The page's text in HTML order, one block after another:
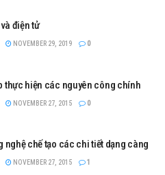
điện tử
NOVEMBER 29, 2019 0
thực hiện các nguyên công chính
NOVEMBER 27, 2015 0
nghệ chế tạo các chi tiết dạng càng
NOVEMBER 27, 2015 1